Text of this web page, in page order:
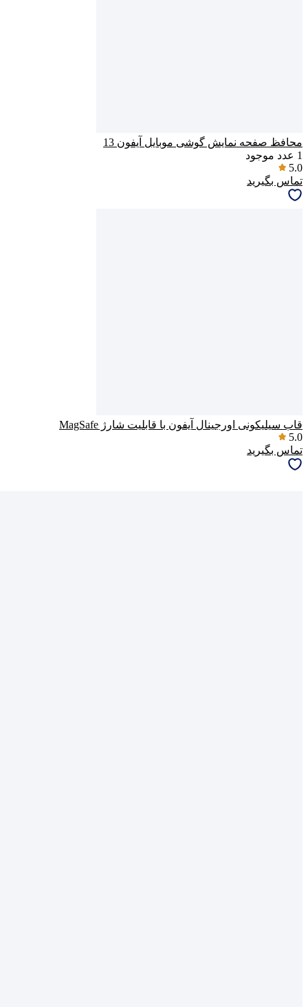
محافظ صفحه نمایش گوشی موبایل آیفون 13
1 عدد موجود
5.0
تماس بگیرید
قاب سیلیکونی اورجینال آیفون با قابلیت شارژ MagSafe
5.0
تماس بگیرید